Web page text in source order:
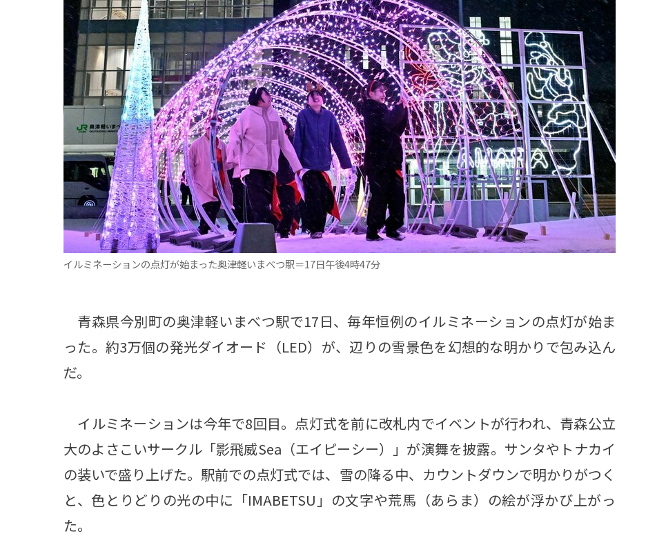
イルミネーションの点灯が始まった奥津軽いまべつ駅＝17日午後4時47分
青森県今別町の奥津軽いまべつ駅で17日、毎年恒例のイルミネーションの点灯が始ま
った。約3万個の発光ダイオード（LED）が、辺りの雪景色を幻想的な明かりで包み込ん
だ。
イルミネーションは今年で8回目。点灯式を前に改札内でイベントが行われ、青森公立
大のよさこいサークル「影飛威Sea（エイピーシー）」が演舞を披露。サンタやトナカイ
の装いで盛り上げた。駅前での点灯式では、雪の降る中、カウントダウンで明かりがつく
と、色とりどりの光の中に「IMABETSU」の文字や荒馬（あらま）の絵が浮かび上がっ
た。
パワースポット
まつり・イベント
おみやげ・特産
道の駅・産直
アウトドア・レジャー
ご当地グルメ